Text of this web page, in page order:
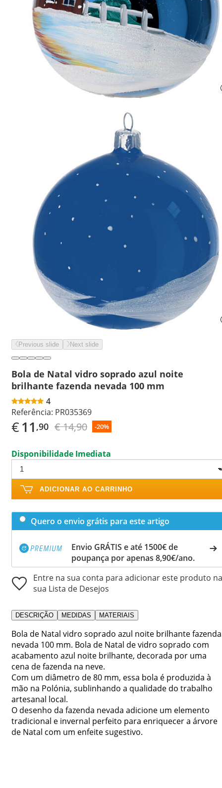
Previous slide Next slide
Bola de Natal vidro soprado azul noite
brilhante fazenda nevada 100 mm
4
Referência: PR035369
€11 ,90 € 14,90 -20%
Disponibilidade Imediata
ADICIONAR AO CARRINHO
Quero o envio grátis para este artigo
Envio GRÁTIS e até 1500€ de
poupança por apenas 8,90€/ano.
Entre na sua conta para adicionar este produto na
sua Lista de Desejos
DESCRIÇÃO MEDIDAS MATERIAIS
Bola de Natal vidro soprado azul noite brilhante fazenda
nevada 100 mm. Bola de Natal de vidro soprado com
acabamento azul noite brilhante, decorada por uma
cena de fazenda na neve.
Com um diâmetro de 80 mm, essa bola é produzida à
mão na Polónia, sublinhando a qualidade do trabalho
artesanal local.
O desenho da fazenda nevada adicione um elemento
tradicional e invernal perfeito para enriquecer a árvore
de Natal com um enfeite sugestivo.